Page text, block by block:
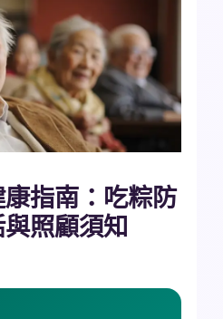
指南：吃粽防
照顧須知